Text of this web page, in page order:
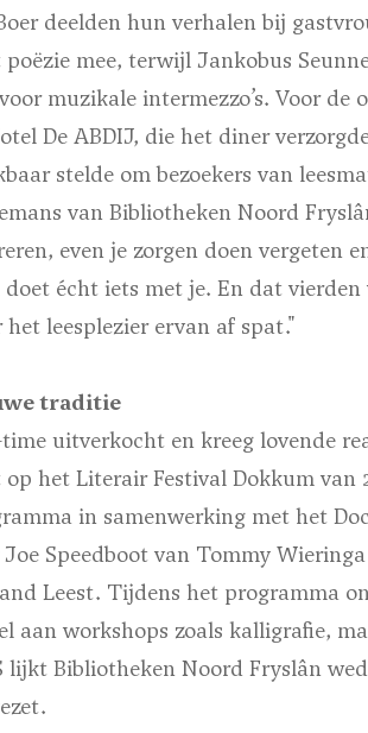
deelden hun verhalen bij
mee, terwijl Jankobus
muzikale intermezzo’s. Voor de
De ABDIJ, die het diner
stelde om bezoekers van
van Bibliotheken Noord
even je zorgen doen vergeten
doet écht iets met je. En dat
leesplezier ervan af spat."
traditie
uitverkocht en kreeg lovende
het Literair Festival Dokkum van
in samenwerking met het
Speedboot van Tommy
Leest. Tijdens het programma
aan workshops zoals kalligrafie,
lijkt Bibliotheken Noord Fryslân